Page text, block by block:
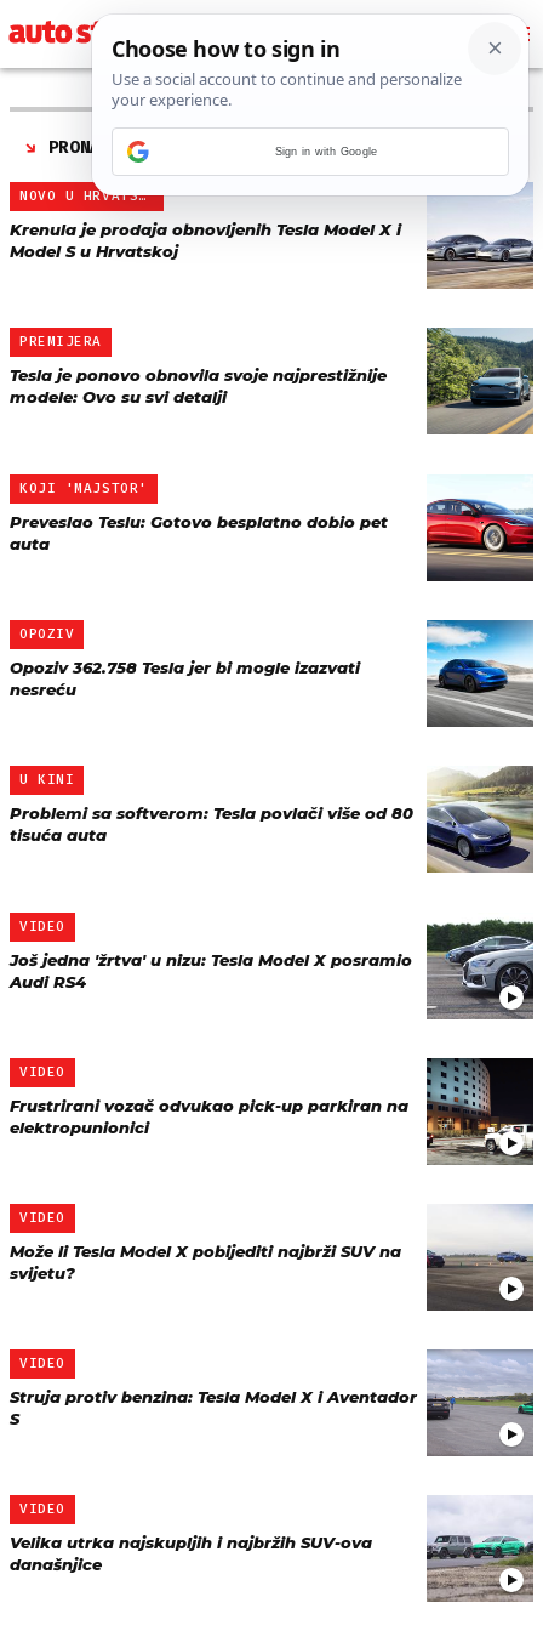
PRONAĐENO 12 REZULTATA ZA TAG “TESLA MODEL X
NOVO U HRVATSKOJ
Krenula je prodaja obnovljenih Tesla Model X i
Model S u Hrvatskoj
PREMIJERA
Tesla je ponovo obnovila svoje najprestižnije
modele: Ovo su svi detalji
KOJI 'MAJSTOR'
Preveslao Teslu: Gotovo besplatno dobio pet
auta
OPOZIV
Opoziv 362.758 Tesla jer bi mogle izazvati
nesreću
U KINI
Problemi sa softverom: Tesla povlači više od 80
tisuća auta
VIDEO
Još jedna 'žrtva' u nizu: Tesla Model X posramio
Audi RS4
VIDEO
Frustrirani vozač odvukao pick-up parkiran na
elektropunionici
VIDEO
Može li Tesla Model X pobijediti najbrži SUV na
svijetu?
VIDEO
Struja protiv benzina: Tesla Model X i Aventador
S
VIDEO
Velika utrka najskupljih i najbržih SUV-ova
današnjice
Sign in with Google